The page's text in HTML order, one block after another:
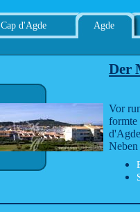
Cap d'Agde Agde
Der
Vor
formte
Neben